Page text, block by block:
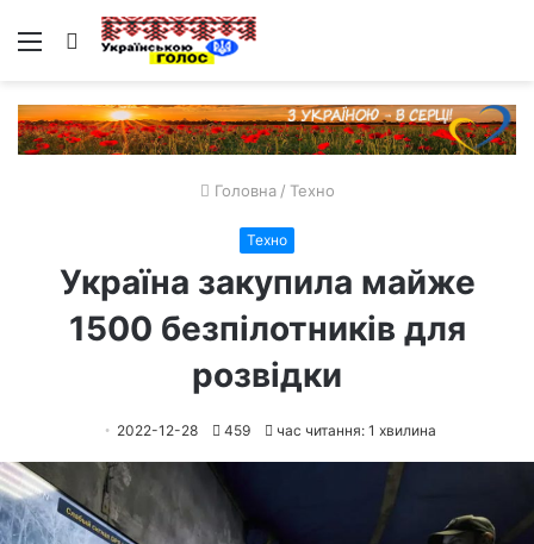
Меню Пошук
Головна / Техно
Техно
Україна закупила майже
1500 безпілотників для
розвідки
2022-12-28 459 час читання: 1 хвилина